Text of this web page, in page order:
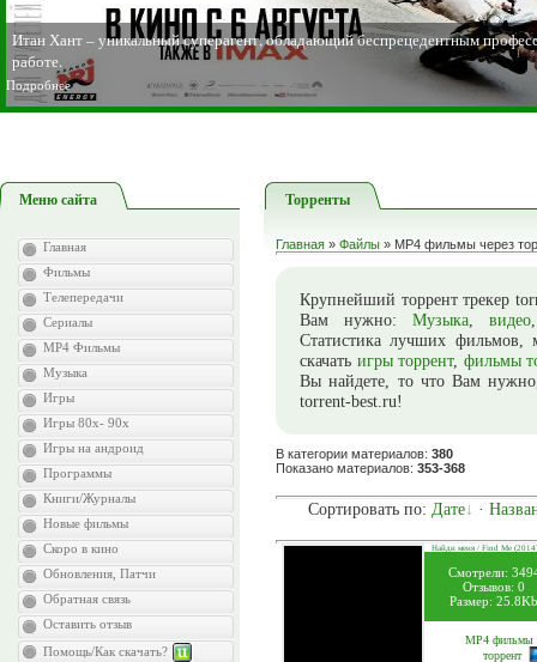
Итан Хант – уникальный суперагент, обладающий беспрецедентным
работе.
Подробнее
Меню сайта
Главная
Фильмы
Телепередачи
Сериалы
MP4 Фильмы
Музыка
Игры
Игры 80х- 90х
Игры на андроид
Программы
Книги/Журналы
Новые фильмы
Скоро в кино
Обновления, Патчи
Обратная связь
Оставить отзыв
Помощь/Как скачать?
Торренты
Главная » Файлы » MP4 фильмы через
Крупнейший торрент трекер
Вам нужно: Музыка, видео
Статистика лучших
скачать игры торрент, фильмы
Вы найдете, то что Вам
torrent-best.ru!
В категории материалов: 380
Показано материалов: 353-368
Сортировать по: Дате ·
Найди меня / Find Me
Смотрели:
Отзывов: 0
Размер: 25.8Kb
MP4 фильмы
торрент